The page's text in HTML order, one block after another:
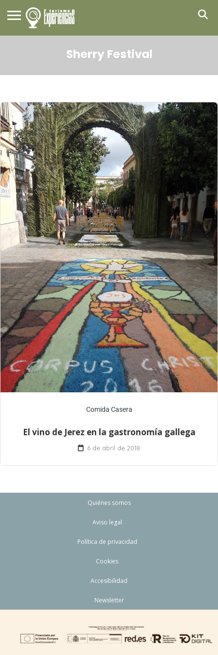
Sherry Festival
Comida Casera
El vino de Jerez en la gastronomía gallega
6 de abril de 2018
Quiénes somos
Aviso legal
Política de privacidad
Cookies
Accesibilidad
Newsletter